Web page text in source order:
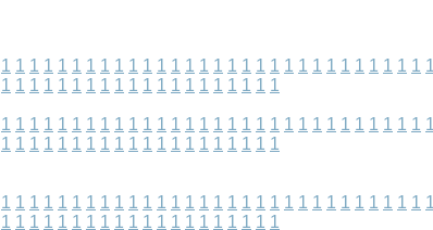
1 1 1 1 1 1 1 1 1 1 1 1 1 1 1 1 1 1 1 1 1 1 1 1 1 1 1 1 1 1 1
1 1 1 1 1 1 1 1 1 1 1 1 1 1 1 1 1 1 1 1
1 1 1 1 1 1 1 1 1 1 1 1 1 1 1 1 1 1 1 1 1 1 1 1 1 1 1 1 1 1 1
1 1 1 1 1 1 1 1 1 1 1 1 1 1 1 1 1 1 1 1
1 1 1 1 1 1 1 1 1 1 1 1 1 1 1 1 1 1 1 1 1 1 1 1 1 1 1 1 1 1 1
1 1 1 1 1 1 1 1 1 1 1 1 1 1 1 1 1 1 1 1